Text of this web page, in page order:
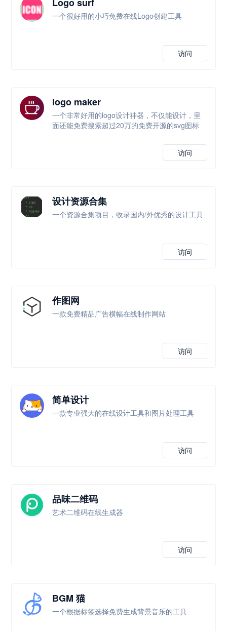
一个很好用的小巧免费在线Logo创建工具
访问
logo maker
一个非常好用的logo设计神器，不仅能设计，里
面还能免费搜索超过20万的免费开源的svg图标
访问
设计资源合集
一个资源合集项目，收录国内/外优秀的设计工具
访问
作图网
一款免费精品广告横幅在线制作网站
访问
简单设计
一款专业强大的在线设计工具和图片处理工具
访问
品味二维码
艺术二维码在线生成器
访问
BGM 猫
一个根据标签选择免费生成背景音乐的工具